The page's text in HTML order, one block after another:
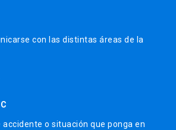
con las distintas áreas de la
o situación que ponga en